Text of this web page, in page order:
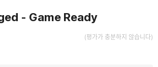
- Game Ready
(평가가 충분하지 않습니다)